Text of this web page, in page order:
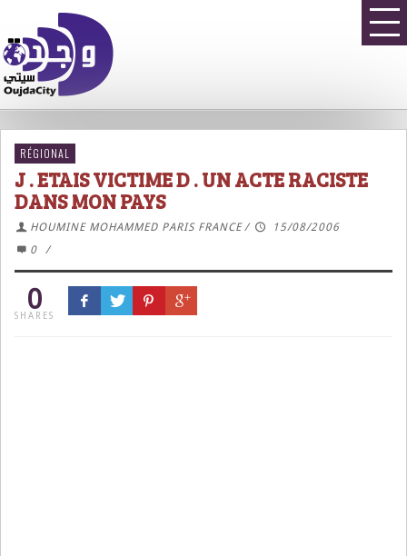
RÉGIONAL
J . ETAIS VICTIME D . UN ACTE RACISTE
DANS MON PAYS
HOUMINE MOHAMMED PARIS FRANCE /
15/08/2006
0
/
0
SHARES